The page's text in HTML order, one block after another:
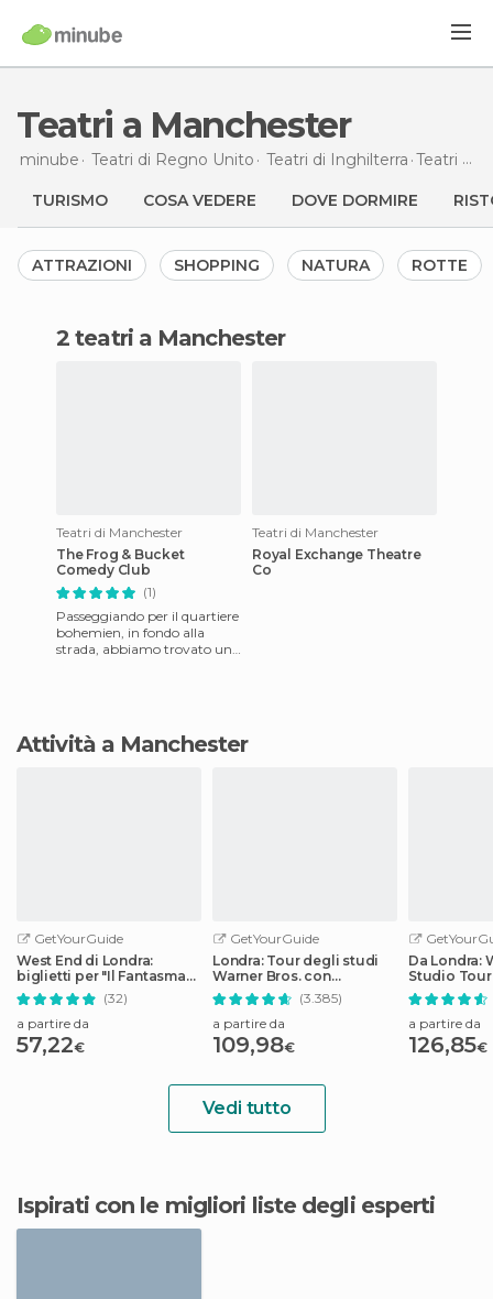
Teatri a Manchester
minube Teatri di Regno Unito Teatri di Inghilterra Teatri a
TURISMO COSA VEDERE DOVE DORMIRE
ATTRAZIONI SHOPPING NATURA ROTTE
2 teatri a Manchester
Teatri di Manchester
The Frog & Bucket
Comedy Club
(1)
Passeggiando per il quartiere
bohemien, in fondo alla
strada, abbiamo trovato uno
Teatri di Manchester
Royal Exchange Theatre
Co
Attività a Manchester
GetYourGuide
West End di Londra:
biglietti per "Il Fantasma
dell'Opera"
(32)
a partire da
57,22€
GetYourGuide
Londra: Tour degli studi
Warner Bros. con
trasferimenti(3.385)
a partire da
109,98€
Da Londra:
Studio
Making of
a partire da
126,85€
Vedi tutto
Ispirati con le migliori liste degli esperti